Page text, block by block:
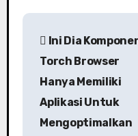
P
Ini Dia
Torch Browser
Hanya Memiliki
Aplikasi Untuk
Mengoptimalkan